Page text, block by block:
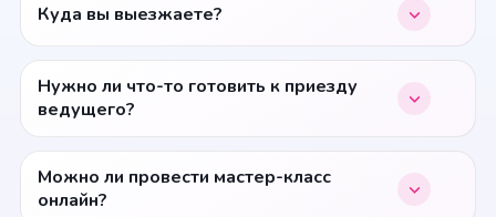
Куда вы выезжаете?
Нужно ли что-то готовить к приезду
ведущего?
Можно ли провести мастер-класс
онлайн?